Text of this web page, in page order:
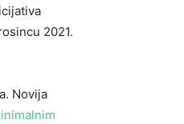
2021.
Novija